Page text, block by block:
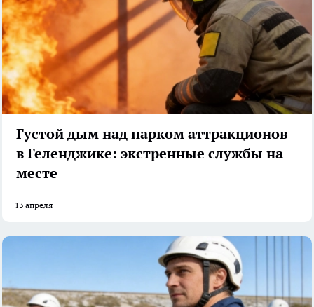
Густой дым над парком аттракционов
в Геленджике: экстренные службы на
месте
13 апреля